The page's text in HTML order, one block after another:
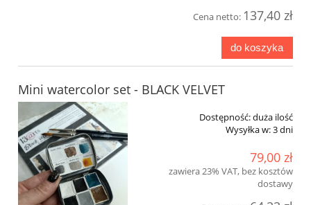
Cena netto: 137,40 zł
do koszyka
Mini watercolor set - BLACK VELVET
Dostępność:duża ilość
Wysyłka w:3 dni
79,00 zł
zawiera 23% VAT, bez kosztów
dostawy